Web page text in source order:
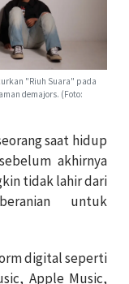
"Riuh Suara" pada
demajors. (Foto:
saat hidup
akhirnya
tidak lahir dari
untuk
digital seperti
Apple Music,